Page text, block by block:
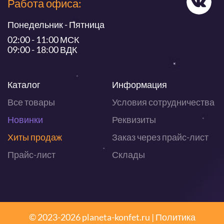
Работа офиса:
Понедельник - Пятница
02:00 - 11:00 МСК
09:00 - 18:00 ВДК
Каталог
Все товары
Новинки
Хиты продаж
Прайс-лист
Информация
Условия сотрудничества
Реквизиты
Заказ через прайс-лист
Склады
© 2023-2026 planeta-konfet.ru | Политика